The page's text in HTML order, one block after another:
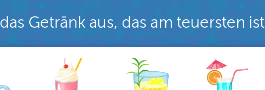
Getränk aus, das am teuersten ist